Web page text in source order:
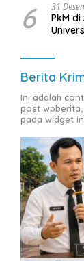
6 31
PkM
Berita
Ini adalah
post wpberita,
pada widget